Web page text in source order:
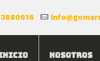
Nosotros